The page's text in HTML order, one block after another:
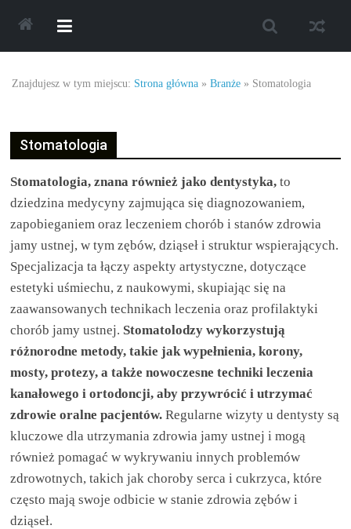
content
Najlepsze
oraz
promocje.
Porady
dotyczące
zakupów,
aby
wiedzieć,
co
kupić.
Znajdujesz w tym miejscu: Strona główna »Branże » Stomatologia
Stomatologia
Stomatologia, znana również jako dentystyka, to
dziedzina medycyny zajmująca się diagnozowaniem,
zapobieganiem oraz leczeniem chorób i stanów zdrowia
jamy ustnej, w tym zębów, dziąseł i struktur wspierających.
Specjalizacja ta łączy aspekty artystyczne, dotyczące
estetyki uśmiechu, z naukowymi, skupiając się na
zaawansowanych technikach leczenia oraz profilaktyki
chorób jamy ustnej. Stomatolodzy wykorzystują
różnorodne metody, takie jak wypełnienia, korony,
mosty, protezy, a także nowoczesne techniki leczenia
kanałowego i ortodoncji, aby przywrócić i utrzymać
zdrowie oralne pacjentów. Regularne wizyty u dentysty są
kluczowe dla utrzymania zdrowia jamy ustnej i mogą
również pomagać w wykrywaniu innych problemów
zdrowotnych, takich jak choroby serca i cukrzyca, które
często mają swoje odbicie w stanie zdrowia zębów i
dziąseł.